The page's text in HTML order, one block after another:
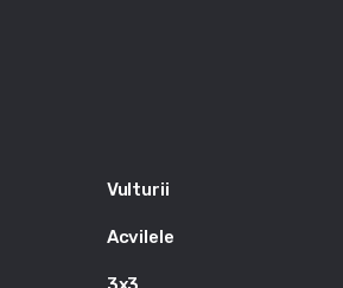
Vulturii
Acvilele